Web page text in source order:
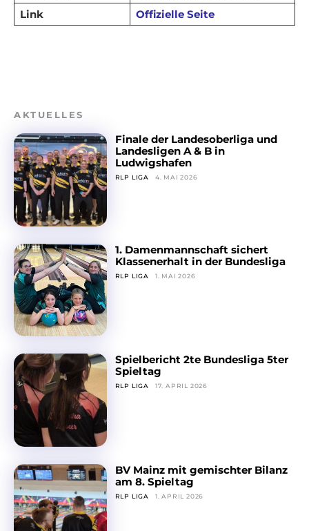
Link
Offizielle Seite
AKTUELLES
Finale der Landesoberliga und
Landesligen A & B in
Ludwigshafen
RLP LIGA 4. MAI 2026
1. Damenmannschaft sichert
Klassenerhalt in der Bundesliga
RLP LIGA 1. MAI 2026
Spielbericht 2te Bundesliga 5ter
Spieltag
RLP LIGA 17. APRIL 2026
BV Mainz mit gemischter Bilanz
am 8. Spieltag
RLP LIGA 1. APRIL 2026